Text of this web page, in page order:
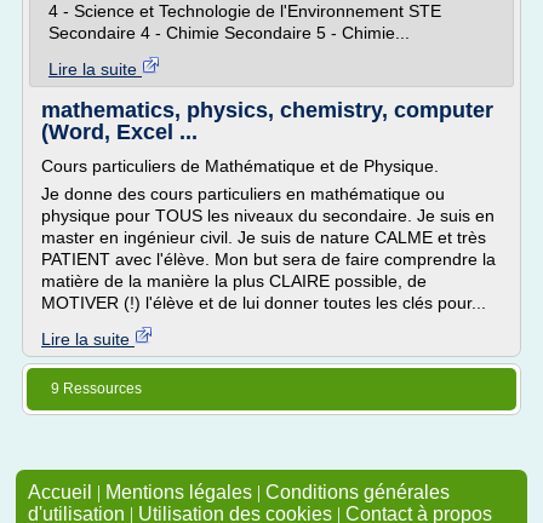
4 - Science et Technologie de l'Environnement STE
Secondaire 4 - Chimie Secondaire 5 - Chimie...
Lire la suite
mathematics, physics, chemistry, computer
(Word, Excel ...
Cours particuliers de Mathématique et de Physique.
Je donne des cours particuliers en mathématique ou
physique pour TOUS les niveaux du secondaire. Je suis en
master en ingénieur civil. Je suis de nature CALME et très
PATIENT avec l'élève. Mon but sera de faire comprendre la
matière de la manière la plus CLAIRE possible, de
MOTIVER (!) l'élève et de lui donner toutes les clés pour...
Lire la suite
9 Ressources
Accueil | Mentions légales | Conditions générales
d'utilisation | Utilisation des cookies | Contact à propos